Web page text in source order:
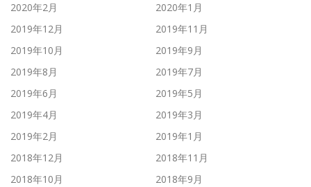
2020年2月
2020年1月
2019年12月
2019年11月
2019年10月
2019年9月
2019年8月
2019年7月
2019年6月
2019年5月
2019年4月
2019年3月
2019年2月
2019年1月
2018年12月
2018年11月
2018年10月
2018年9月